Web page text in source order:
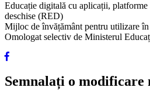
Educație digitală cu aplicații, platforme
deschise (RED)
Mijloc de învățământ pentru utilizare
Omologat selectiv de Ministerul
Semnalați o modificare